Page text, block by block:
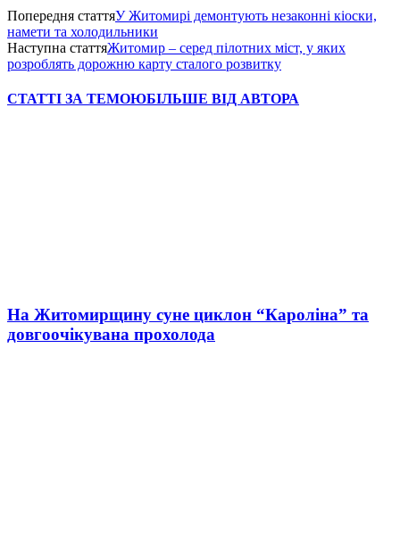
Попередня статтяУ Житомирі демонтують незаконні кіоски,
намети та холодильники
Наступна статтяЖитомир – серед пілотних міст, у яких
розроблять дорожню карту сталого розвитку
СТАТТІ ЗА ТЕМОЮБІЛЬШЕ ВІД АВТОРА
На Житомирщину суне циклон “Кароліна” та
довгоочікувана прохолода